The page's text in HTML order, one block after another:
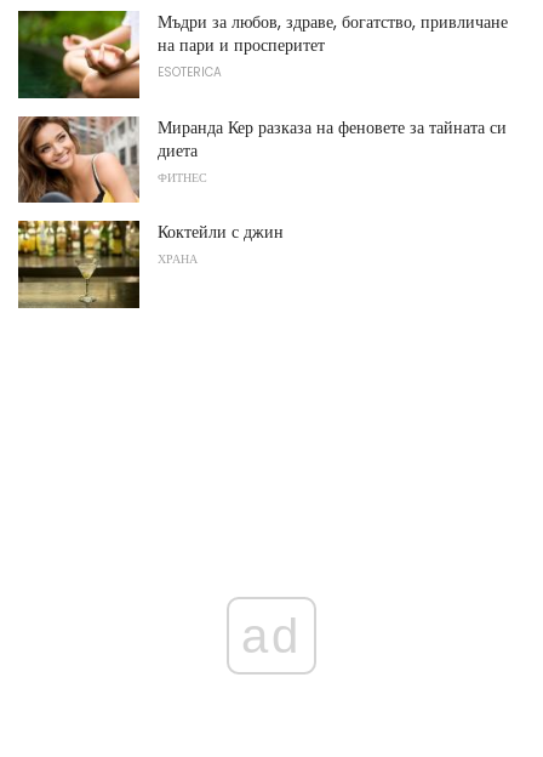
Мъдри за любов, здраве, богатство, привличане
на пари и просперитет
ESOTERICA
Миранда Кер разказа на феновете за тайната си
диета
ФИТНЕС
Коктейли с джин
ХРАНА
ad